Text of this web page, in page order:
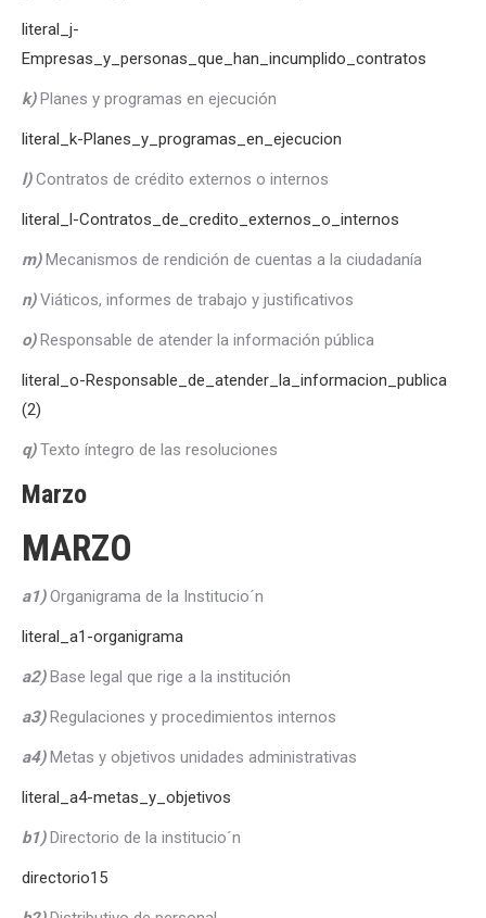
literal_j-
Empresas_y_personas_que_han_incumplido_contratos
k) Planes y programas en ejecución
literal_k-Planes_y_programas_en_ejecucion
l) Contratos de crédito externos o internos
literal_l-Contratos_de_credito_externos_o_internos
m)Mecanismos de rendición de cuentas a la ciudadanía
n)Viáticos, informes de trabajo y justificativos
o)Responsable de atender la información pública
literal_o-Responsable_de_atender_la_informacion_publica
(2)
q) Texto íntegro de las resoluciones
Marzo
MARZO
a1)Organigrama de la Institucio´n
literal_a1-organigrama
a2) Base legal que rige a la institución
a3)Regulaciones y procedimientos internos
a4)Metas y objetivos unidades administrativas
literal_a4-metas_y_objetivos
b1)Directorio de la institucio´n
directorio15